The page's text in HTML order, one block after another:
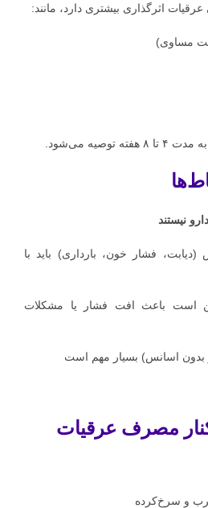
اثرگذاری بیشتری دارد، مانند:
مساوی)
می‌شود.
نیستند
(دیابت، فشار خون، بارداری) باید با
است باعث افت فشار یا مشکلات
بدون اسانس) بسیار مهم است
مصرف عرقیات
و سرخ‌کرده